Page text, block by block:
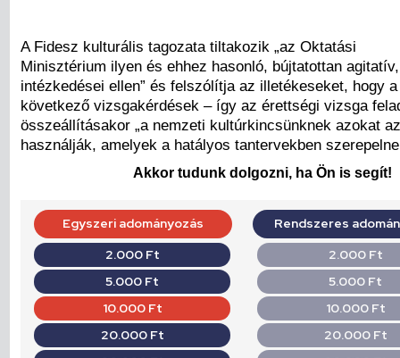
A Fidesz kulturális tagozata tiltakozik „az Oktatási
Minisztérium ilyen és ehhez hasonló, bújtatottan
intézkedései ellen” és felszólítja az illetékeseket, hogy
következő vizsgakérdések – így az érettségi vizsga
összeállításakor „a nemzeti kultúrkincsünknek azokat
használják, amelyek a hatályos tantervekben
Akkor tudunk dolgozni, ha Ön is segít!